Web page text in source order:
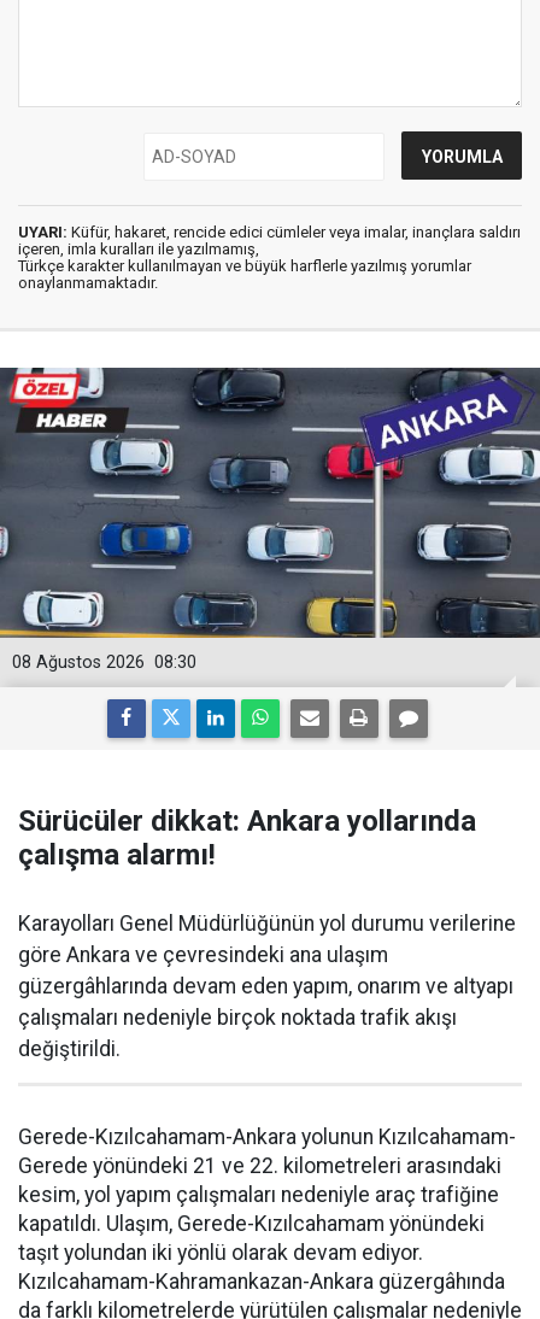
UYARI: Küfür, hakaret, rencide edici cümleler veya imalar, inançlara saldırı
içeren, imla kuralları ile yazılmamış,
Türkçe karakter kullanılmayan ve büyük harflerle yazılmış yorumlar
onaylanmamaktadır.
08:30
08 Ağustos 2026
Sürücüler dikkat: Ankara yollarında
çalışma alarmı!
Karayolları Genel Müdürlüğünün yol durumu verilerine
göre Ankara ve çevresindeki ana ulaşım
güzergâhlarında devam eden yapım, onarım ve altyapı
çalışmaları nedeniyle birçok noktada trafik akışı
değiştirildi.
Gerede-Kızılcahamam-Ankara yolunun Kızılcahamam-
Gerede yönündeki 21 ve 22. kilometreleri arasındaki
kesim, yol yapım çalışmaları nedeniyle araç trafiğine
kapatıldı. Ulaşım, Gerede-Kızılcahamam yönündeki
taşıt yolundan iki yönlü olarak devam ediyor.
Kızılcahamam-Kahramankazan-Ankara güzergâhında
da farklı kilometrelerde yürütülen çalışmalar nedeniyle